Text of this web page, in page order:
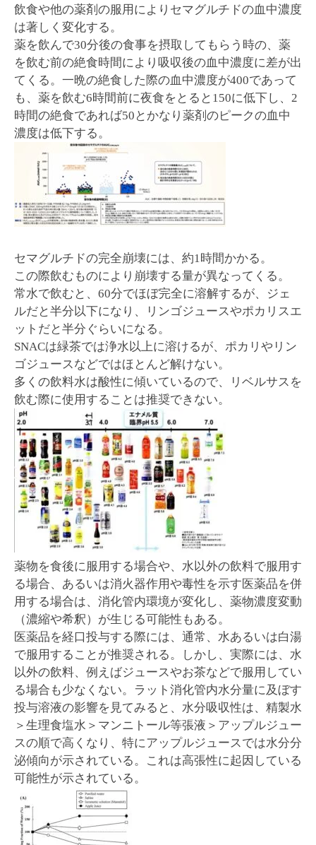
飲食や他の薬剤の服用によりセマグルチドの血中濃度
は著しく変化する。
薬を飲んで30分後の食事を摂取してもらう時の、薬
を飲む前の絶食時間により吸収後の血中濃度に差が出
てくる。一晩の絶食した際の血中濃度が400であって
も、薬を飲む6時間前に夜食をとると150に低下し、2
時間の絶食であれば50とかなり薬剤のピークの血中
濃度は低下する。
セマグルチドの完全崩壊には、約1時間かかる。
この際飲むものにより崩壊する量が異なってくる。
常水で飲むと、60分でほぼ完全に溶解するが、ジェ
ルだと半分以下になり、リンゴジュースやポカリスエ
ットだと半分ぐらいになる。
SNACは緑茶では浄水以上に溶けるが、ポカリやリン
ゴジュースなどではほとんど解けない。
多くの飲料水は酸性に傾いているので、リベルサスを
飲む際に使用することは推奨できない。
薬物を食後に服用する場合や、水以外の飲料で服用す
る場合、あるいは消火器作用や毒性を示す医薬品を併
用する場合は、消化管内環境が変化し、薬物濃度変動
（濃縮や希釈）が生じる可能性もある。
医薬品を経口投与する際には、通常、水あるいは白湯
で服用することが推奨される。しかし、実際には、水
以外の飲料、例えばジュースやお茶などで服用してい
る場合も少なくない。ラット消化管内水分量に及ぼす
投与溶液の影響を見てみると、水分吸収性は、精製水
＞生理食塩水＞マンニトール等張液＞アップルジュー
スの順で高くなり、特にアップルジュースでは水分分
泌傾向が示されている。これは高張性に起因している
可能性が示されている。